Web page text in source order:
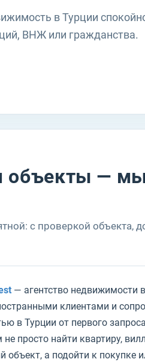
в Турции
ВНЖ или гражданства.
объекты —
с проверкой объекта,
— агентство недвижимости
клиентами и
в Турции от первого
просто найти квартиру,
объект, а подойти к покупке